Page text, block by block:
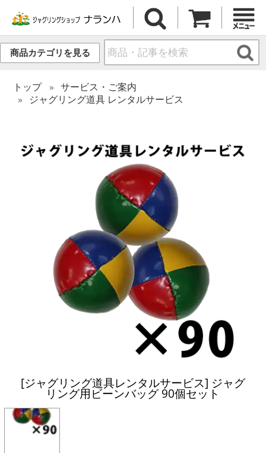
商品カテゴリを見る
トップ
サービス・ご案内
ジャグリング道具 レンタルサービス
[ジャグリング道具レンタルサービス] ジャグ
リング用ビーンバッグ 90個セット